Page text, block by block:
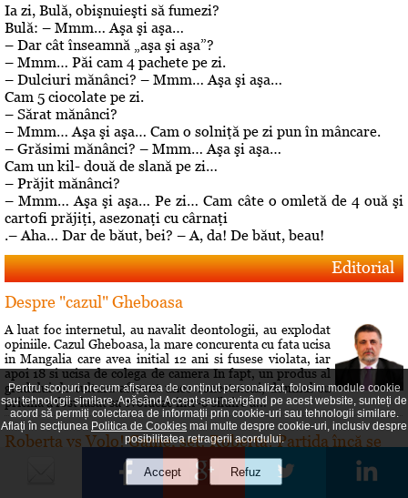
Ia zi, Bulă, obişnuieşti să fumezi?
Bulă: – Mmm… Aşa şi aşa…
– Dar cât înseamnă „aşa şi aşa”?
– Mmm… Păi cam 4 pachete pe zi.
– Dulciuri mănânci? – Mmm… Aşa şi aşa…
Cam 5 ciocolate pe zi.
– Sărat mănânci?
– Mmm… Aşa şi aşa… Cam o solniţă pe zi pun în mâncare.
– Grăsimi mănânci? – Mmm… Aşa şi aşa…
Cam un kil- două de slană pe zi…
– Prăjit mănânci?
– Mmm… Aşa şi aşa… Pe zi… Cam câte o omletă de 4 ouă şi
cartofi prăjiţi, asezonaţi cu cârnaţi
.– Aha… Dar de băut, bei? – A, da! De băut, beau!
Editorial
Despre "cazul" Gheboasa
A luat foc internetul, au navalit deontologii, au explodat
opiniile. Cazul Gheboasa, la mare concurenta cu fata ucisa
in Mangalia care avea initial 12 ani si fusese violata, iar
apoi 18 si ucisa de colega de camera In fapt, un produs al
gradului de cultura aferent unor concetateni, domnul cu
pricina a fost lasat sa evolueze intr-o siluire a...
Roberta vs Volo! Game, set: Roberta! Partida încă se
Conflictele dintre Roberta Anastase şi Andrei Volosevici
Pentru scopuri precum afișarea de conținut personalizat, folosim module cookie
sau tehnologii similare. Apăsând Accept sau navigând pe acest website, sunteți de
acord să permiți colectarea de informații prin cookie-uri sau tehnologii similare.
Aflați în secțiunea Politica de Cookies mai multe despre cookie-uri, inclusiv despre
posibilitatea retragerii acordului.